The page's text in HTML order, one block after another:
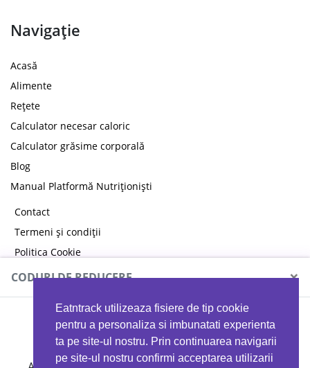
Eatntrack utilizeaza fisiere de tip cookie
pentru a personaliza si imbunatati experienta
ta pe site-ul nostru. Prin continuarea navigarii
pe site-ul nostru confirmi acceptarea utilizarii
Navigație
Acasă
Alimente
Rețete
Calculator necesar caloric
Calculator grăsime corporală
Blog
Manual Platformă Nutriționiști
Contact
Termeni și condiții
Politica Cookie
Politica de confidențialitate
CODURI DE REDUCERE ×
MYPROTEIN